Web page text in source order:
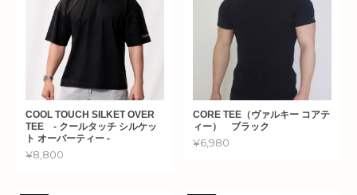
COOL TOUCH SILKET OVER
TEE - クールタッチ シルケッ
ト オーバーティー -
¥8,800
CORE TEE（ヴァルキー コアテ
ィー） ブラック
¥6,980